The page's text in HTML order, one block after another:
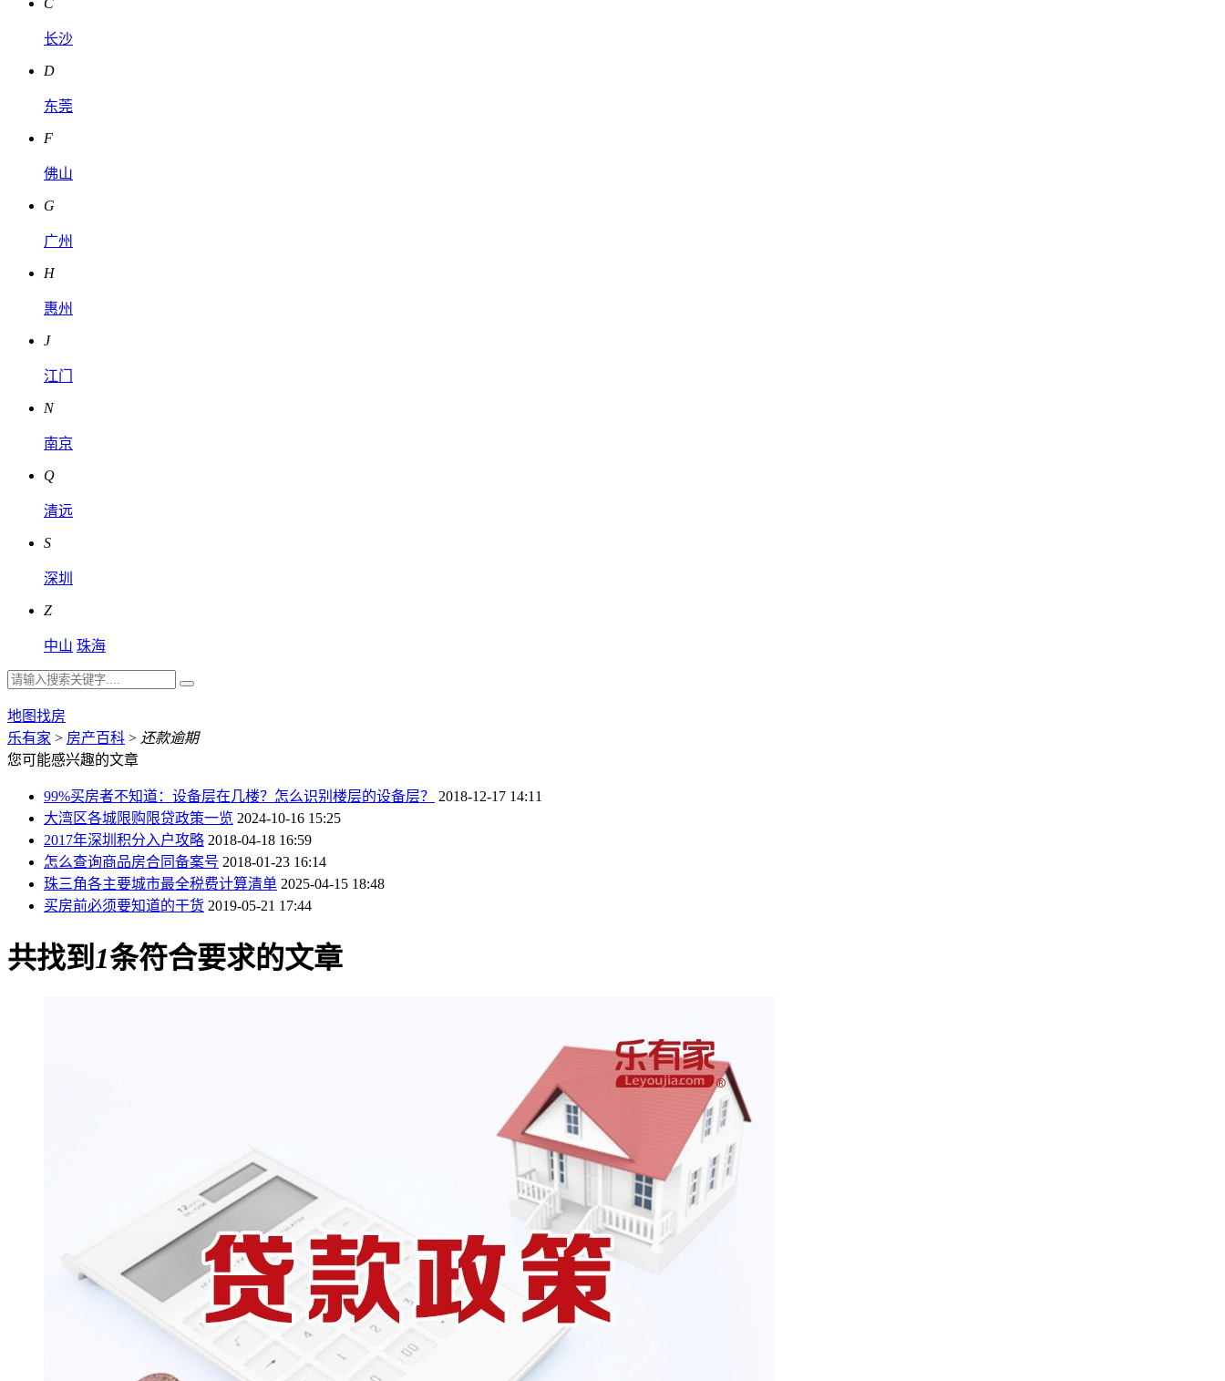
长沙
D
东莞
F
佛山
G
广州
H
惠州
J
江门
N
南京
Q
清远
S
深圳
Z
中山 珠海
地图找房
乐有家 > 房产百科 > 还款逾期
您可能感兴趣的文章
99%买房者不知道：设备层在几楼？怎么识别楼层的设备层？
2018-12-17 14:11
大湾区各城限购限贷政策一览 2024-10-16 15:25
2017年深圳积分入户攻略 2018-04-18 16:59
怎么查询商品房合同备案号 2018-01-23 16:14
珠三角各主要城市最全税费计算清单 2025-04-15 18:48
买房前必须要知道的干货 2019-05-21 17:44
共找到1条符合要求的文章